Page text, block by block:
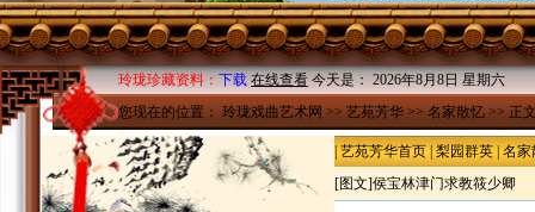
玲珑珍藏资料：下载 在线查看今天是：2026年8月8日 星期六
您现在的位置：玲珑戏曲艺术网>>艺苑芳华>>名家散忆>> 正
艺苑芳华首页 梨园群英 名
[图文]侯宝林津门求教筱少卿